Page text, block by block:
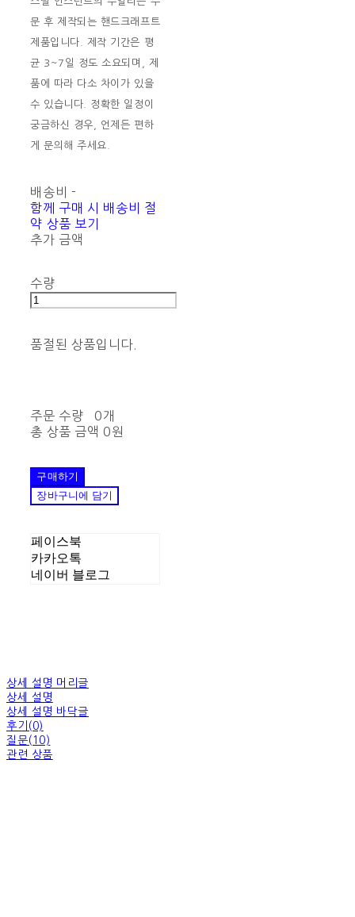
문 후 제작되는 핸드크래프트
제품입니다. 제작 기간은 평
균 3~7일 정도 소요되며, 제
품에 따라 다소 차이가 있을
수 있습니다. 정확한 일정이
궁금하신 경우, 언제든 편하
게 문의해 주세요.
배송비 -
함께 구매 시 배송비 절
약 상품 보기
추가 금액
수량
품절된 상품입니다.
주문 수량
0개
총 상품 금액 0원
구매하기
장바구니에 담기
페이스북
카카오톡
네이버 블로그
상세 설명 머리글
상세 설명
상세 설명 바닥글
후기(0)
질문(10)
관련 상품